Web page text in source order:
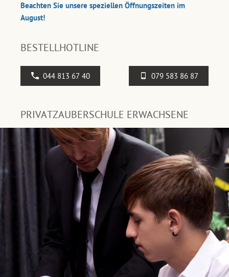
Beachten Sie unsere speziellen Öffnungszeiten im
August!
BESTELLHOTLINE
044 813 67 40 079 583 86 87
PRIVATZAUBERSCHULE ERWACHSENE